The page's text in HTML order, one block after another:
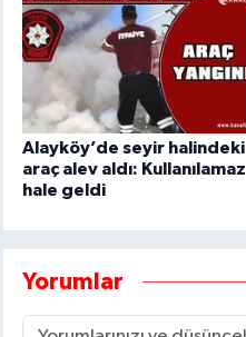
Alayköy’de seyir halindeki
araç alev aldı: Kullanılamaz
hale geldi
Yorumlar